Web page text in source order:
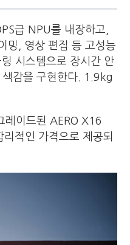
급 NPU를 내장하고,
, 영상 편집 등 고성능
시스템으로 장시간 안
감을 구현한다. 1.9kg
레이드된 AERO X16
적인 가격으로 제공되